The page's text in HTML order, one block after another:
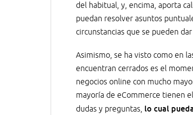
del habitual, y, encima, aporta
puedan resolver asuntos
circunstancias que se pueden
Asimismo, se ha visto como en
encuentran cerrados es el
negocios online con mucho
mayoría de eCommerce tienen
dudas y preguntas, lo cual